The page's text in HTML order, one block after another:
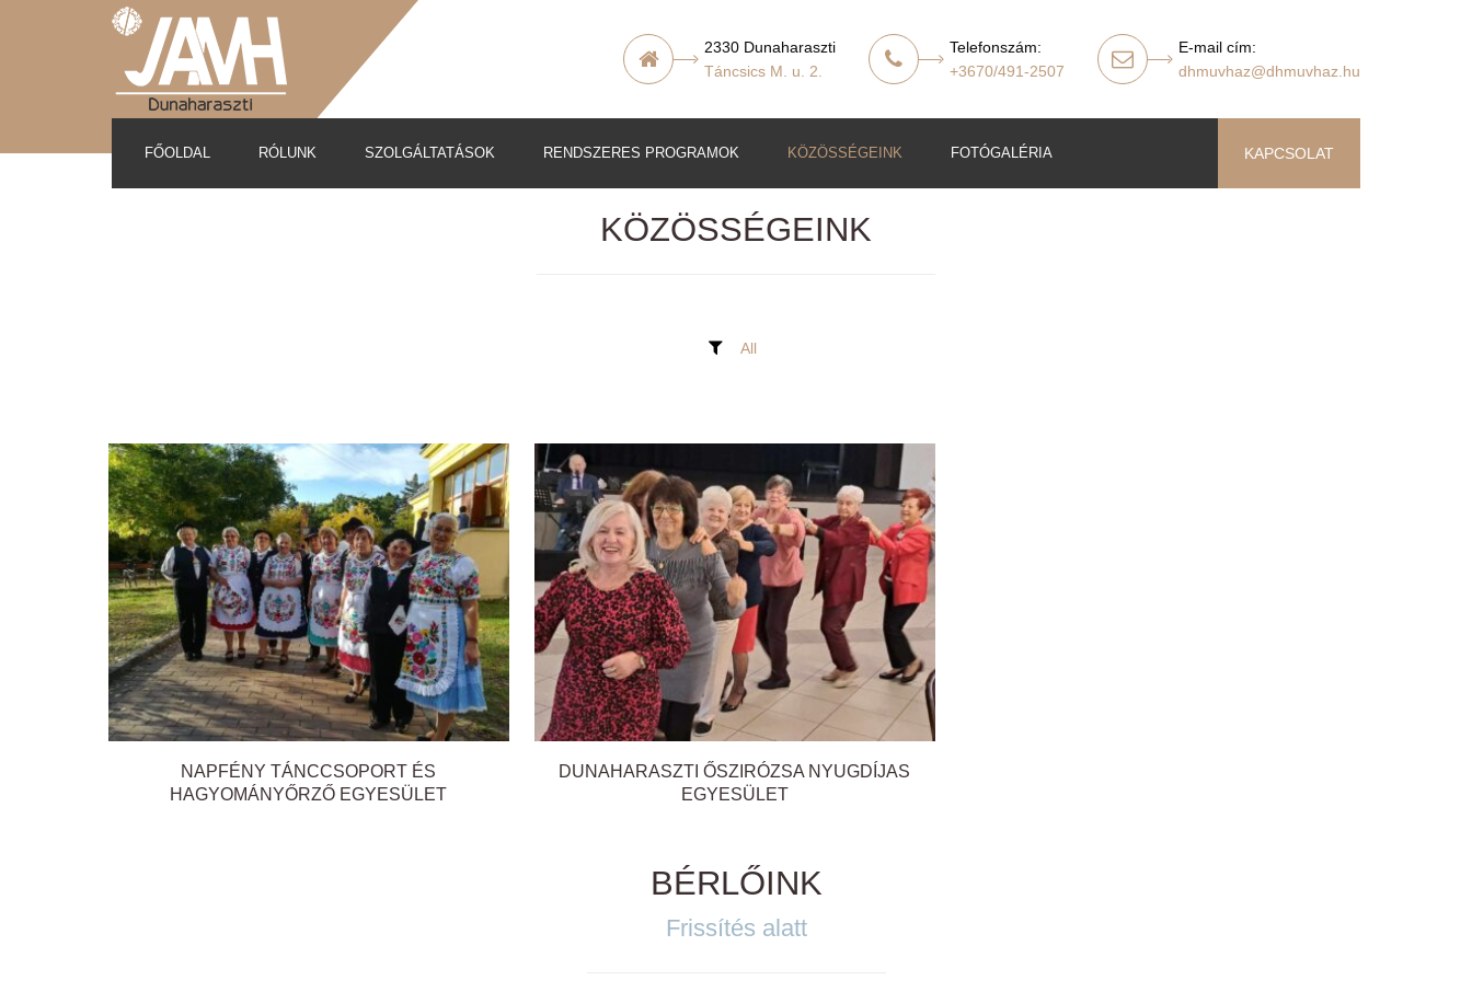
2330 Dunaharaszti
Táncsics M. u. 2.
Telefonszám:
+3670/491-2507
E-mail cím:
dhmuvhaz@dhmuvhaz.hu
FŐOLDAL RÓLUNK SZOLGÁLTATÁSOK RENDSZERES PROGRAMOK KÖZÖSSÉGEINK FOTÓGALÉRIA KAPCSOLAT
KÖZÖSSÉGEINK
All
NAPFÉNY TÁNCCSOPORT ÉS
HAGYOMÁNYŐRZŐ EGYESÜLET
DUNAHARASZTI ŐSZIRÓZSA NYUGDÍJAS
EGYESÜLET
BÉRLŐINK
Frissítés alatt